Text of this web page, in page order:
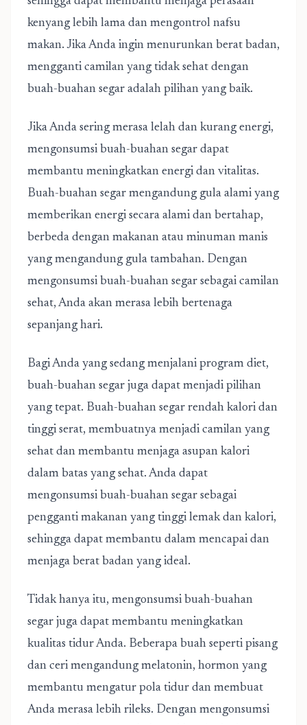
kenyang lebih lama dan mengontrol nafsu
makan. Jika Anda ingin menurunkan berat badan,
mengganti camilan yang tidak sehat dengan
buah-buahan segar adalah pilihan yang baik.
Jika Anda sering merasa lelah dan kurang energi,
mengonsumsi buah-buahan segar dapat
membantu meningkatkan energi dan vitalitas.
Buah-buahan segar mengandung gula alami yang
memberikan energi secara alami dan bertahap,
berbeda dengan makanan atau minuman manis
yang mengandung gula tambahan. Dengan
mengonsumsi buah-buahan segar sebagai camilan
sehat, Anda akan merasa lebih bertenaga
sepanjang hari.
Bagi Anda yang sedang menjalani program diet,
buah-buahan segar juga dapat menjadi pilihan
yang tepat. Buah-buahan segar rendah kalori dan
tinggi serat, membuatnya menjadi camilan yang
sehat dan membantu menjaga asupan kalori
dalam batas yang sehat. Anda dapat
mengonsumsi buah-buahan segar sebagai
pengganti makanan yang tinggi lemak dan kalori,
sehingga dapat membantu dalam mencapai dan
menjaga berat badan yang ideal.
Tidak hanya itu, mengonsumsi buah-buahan
segar juga dapat membantu meningkatkan
kualitas tidur Anda. Beberapa buah seperti pisang
dan ceri mengandung melatonin, hormon yang
membantu mengatur pola tidur dan membuat
Anda merasa lebih rileks. Dengan mengonsumsi